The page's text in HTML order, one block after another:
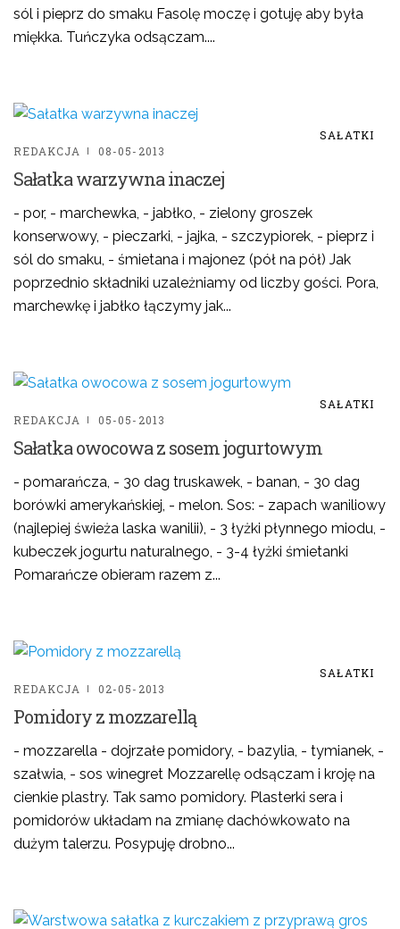
sól i pieprz do smaku Fasolę moczę i gotuję aby była
miękka. Tuńczyka odsączam....
SAŁATKI
REDAKCJA
08-05-2013
Sałatka warzywna inaczej
- por, - marchewka, - jabłko, - zielony groszek
konserwowy, - pieczarki, - jajka, - szczypiorek, - pieprz i
sól do smaku, - śmietana i majonez (pół na pół) Jak
poprzednio składniki uzależniamy od liczby gości. Pora,
marchewkę i jabłko łączymy jak...
SAŁATKI
REDAKCJA
05-05-2013
Sałatka owocowa z sosem jogurtowym
- pomarańcza, - 30 dag truskawek, - banan, - 30 dag
borówki amerykańskiej, - melon. Sos: - zapach waniliowy
(najlepiej świeża laska wanilii), - 3 łyżki płynnego miodu, -
kubeczek jogurtu naturalnego, - 3-4 łyżki śmietanki
Pomarańcze obieram razem z...
SAŁATKI
REDAKCJA
02-05-2013
Pomidory z mozzarellą
- mozzarella - dojrzałe pomidory, - bazylia, - tymianek, -
szałwia, - sos winegret Mozzarellę odsączam i kroję na
cienkie plastry. Tak samo pomidory. Plasterki sera i
pomidorów układam na zmianę dachówkowato na
dużym talerzu. Posypuję drobno...